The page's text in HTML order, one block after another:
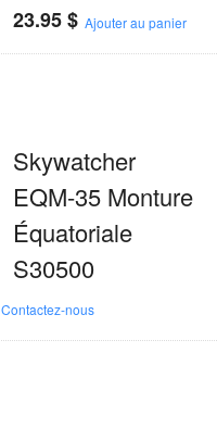
23.95$ Ajouter au panier
Skywatcher
EQM-35 Monture
Équatoriale
S30500
Contactez-nous